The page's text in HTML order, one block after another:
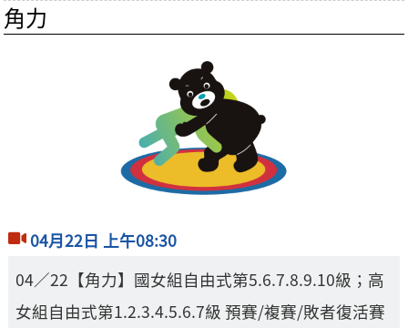
角力
04月22日 上午08:30
04／22【角力】國女組自由式第5.6.7.8.9.10級；高
女組自由式第1.2.3.4.5.6.7級 預賽/複賽/敗者復活賽